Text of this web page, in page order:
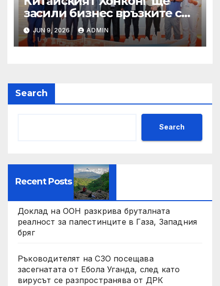
засили бизнес връзките си
със Саудитска Арабия
JUN 9, 2026 ADMIN
Search
Search
Recent Posts
Доклад на ООН разкрива бруталната
реалност за палестинците в Газа, Западния
бряг
Ръководителят на СЗО посещава
засегнатата от Ебола Уганда, след като
вирусът се разпространява от ДРК